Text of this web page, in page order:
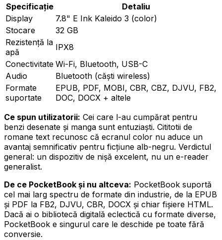
Specificație
Detaliu
Display
7.8" E Ink Kaleido 3 (color)
Stocare
32 GB
Rezistență la
apă
IPX8
Conectivitate Wi-Fi, Bluetooth, USB-C
Audio
Bluetooth (căști wireless)
Formate
suportate
EPUB, PDF, MOBI, CBR, CBZ, DJVU, FB2,
DOC, DOCX + altele
Ce spun utilizatorii: Cei care l-au cumpărat pentru
benzi desenate și manga sunt entuziaști. Cititotii de
romane text recunosc că ecranul color nu aduce un
avantaj semnificativ pentru ficțiune alb-negru. Verdictul
general: un dispozitiv de nișă excelent, nu un e-reader
generalist.
De ce PocketBook și nu altceva: PocketBook suportă
cel mai larg spectru de formate din industrie, de la EPUB
și PDF la FB2, DJVU, CBR, DOCX și chiar fișiere HTML.
Dacă ai o bibliotecă digitală eclectică cu formate diverse,
PocketBook e singurul care le deschide pe toate fără
conversie.